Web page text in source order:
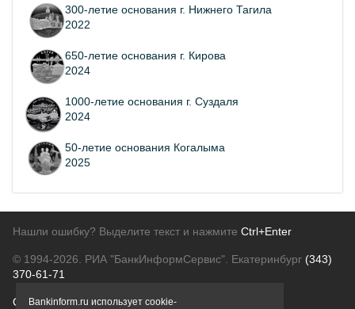
300-летие основания г. Нижнего Тагила
2022
650-летие основания г. Кирова
2024
1000-летие основания г. Суздаля
2024
50-летие основания Когалыма
2025
Нашли ошибку? Выделите текст и нажмите Ctrl+Enter
© 1994-2026. РИА "БанкИнформСервис". Екатеринбург (343)
370-61-71
О проектеПолитика конфиденциальности
Bankinform.ru использует cookie-